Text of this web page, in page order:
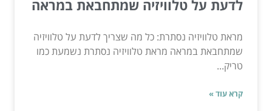
לדעת על טלוויזיה שמתחבאת במראה
מראת טלוויזיה נסתרת: כל מה שצריך לדעת על טלוויזיה
שמתחבאת במראה מראת טלוויזיה נסתרת נשמעת כמו
טריק...
קרא עוד »